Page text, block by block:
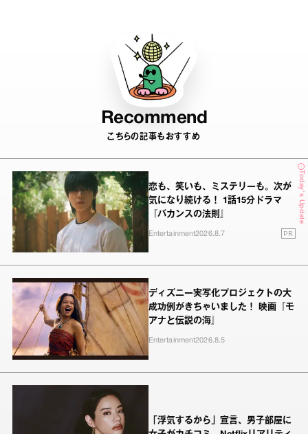
Recommend
こちらの記事もおすすめ
Today's Update
恋も、笑いも、ミステリーも。次が
気になり続ける！ 1話15分ドラマ
『バカンスの法則』
Entertainment2026.8.7 PR
ディズニー実写化プロジェクトの大
成功例がきちゃいました！ 映画『モ
アナと伝説の海』
Entertainment2026.8.5
「浮気するから」宣言、男子部屋に